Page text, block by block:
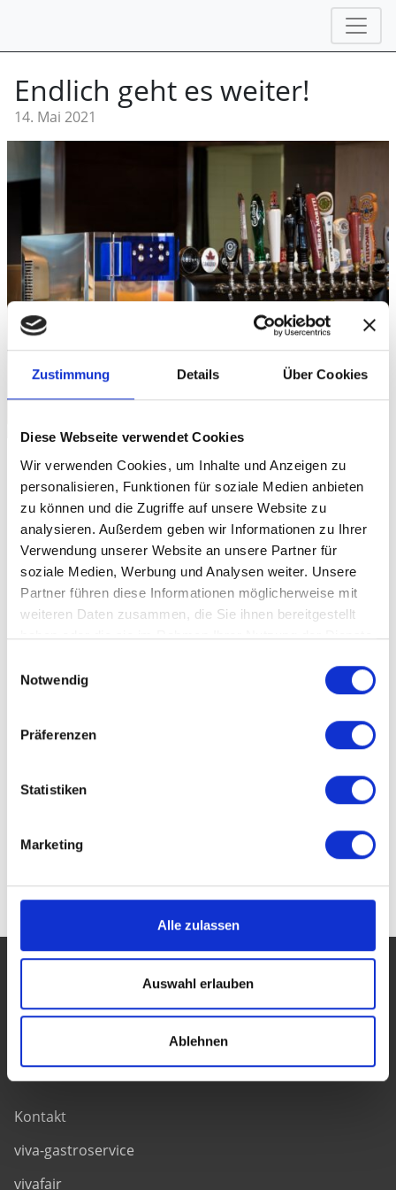
Zustimmung Details Über Cookies
Diese Webseite verwendet Cookies
Wir verwenden Cookies, um Inhalte und Anzeigen zu
personalisieren, Funktionen für soziale Medien anbieten
zu können und die Zugriffe auf unsere Website zu
analysieren. Außerdem geben wir Informationen zu Ihrer
Verwendung unserer Website an unsere Partner für
soziale Medien, Werbung und Analysen weiter. Unsere
Partner führen diese Informationen möglicherweise mit
weiteren Daten zusammen, die Sie ihnen bereitgestellt
haben oder die sie im Rahmen Ihrer Nutzung der Dienste
Notwendig
Präferenzen
Statistiken
Marketing
Alle zulassen
Auswahl erlauben
Ablehnen
Endlich geht es weiter!
14. Mai 2021
Nach langer Zeit ohne Gastronomie erlaubt es die
Pandemie-Lage nun endlich wieder die Läden
langsam wieder zu öffnen. Unsere Geschäftspartner
sind froh jetzt endlich wieder arbeiten zu können.
Zwar gibt es noch immer strenge
Hygienemaßnahmen aber es ist ein Schritt zurück
zur Normalität.
Bei der Gelegenheit die Schankanlage vor der ersten
Öffnung nochmal reinigen lassen. Getränke in guter
schwierigen Zeit sehnt sich jeder nach etwas
Schönem. Unterstützen Sie die Gastronomie bei den
lokole Gastronomie.
Zurück
viva-service AG
Tel: +49 (0) 431 55 68 5200
Kontakt
viva-gastroservice
vivafair